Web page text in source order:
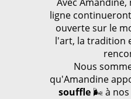
ligne
ouverte sur le
l'art, la tradition
Nous
qu'Amandine
souffle🌬️ à nos